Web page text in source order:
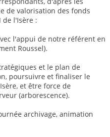
de valorisation des fonds
de l'Isère :
l'appui de notre référent en
Roussel).
et le plan de
poursuivre et finaliser le
et être force de
(arborescence).
archivage, animation